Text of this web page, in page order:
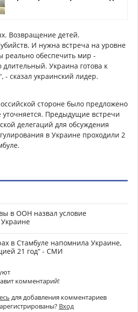
Возвращение детей.
И нужна встреча на уровне
реально обеспечить мир -
длительный. Украина готова к
- сказал украинский лидер.
стороне было предложено
уточняется. Предыдущие встречи
делегаций для обсуждения
в Украине проходили 2
в ООН назвал условие
в Стамбуле напомнила Украине,
21 год“ - СМИ
комментарий!
для добавления комментариев
Вход